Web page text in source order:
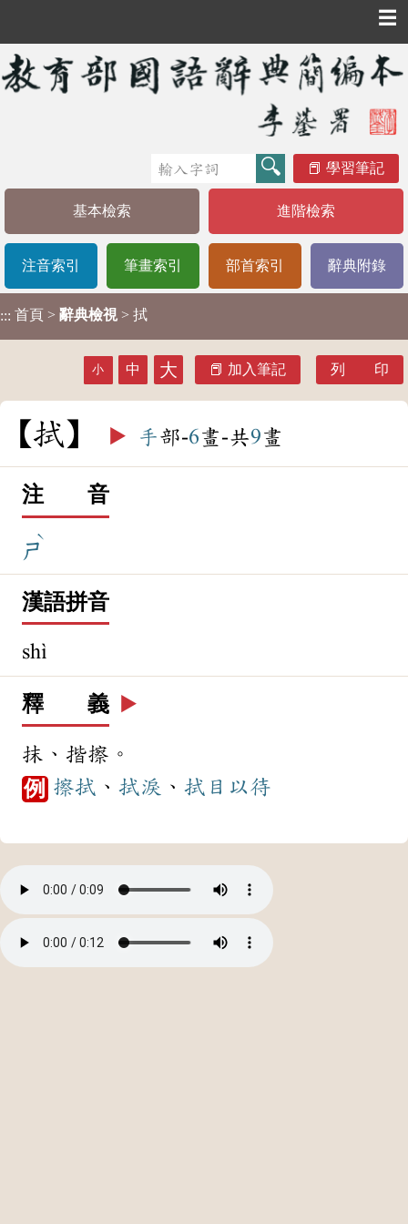
☰
學習筆記
基本檢索 進階檢索
注音索引 筆畫索引 部首索引 辭典附錄
::: 首頁 > 辭典檢視 > 拭
小 中 大 加入筆記 列 印
拭 ▶️ 手部-6畫-共9畫
注 音
ㄕ
ˋ
漢語拼音
shì
釋 義 ▶️
抹、揩擦。
例 擦拭 、 拭淚 、 拭目以待